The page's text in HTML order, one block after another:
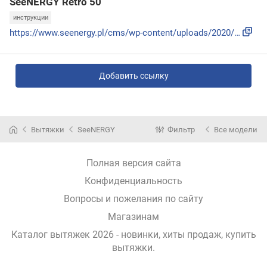
инструкции
https://www.seenergy.pl/cms/wp-content/uploads/2020/03/inst...
Добавить ссылку
Вытяжки SeeNERGY Фильтр Все модели
Полная версия сайта
Конфиденциальность
Вопросы и пожелания по сайту
Магазинам
Каталог вытяжек 2026 - новинки, хиты продаж, купить
вытяжки.